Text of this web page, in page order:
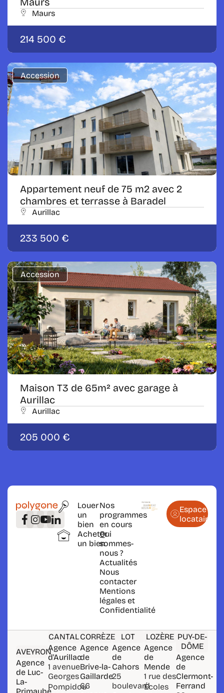
Maurs
214 500 €
Accession
Appartement neuf de 75 m2 avec 2
chambres et terrasse à Baradel
Aurillac
233 500 €
Accession
Maison T3 de 65m² avec garage à
Aurillac
Aurillac
205 000 €
Louer
un
bien
Acheter
un bien
Nos
programmes
en cours
Qui
sommes-
nous ?
Actualités
Nous
contacter
Mentions
légales et
Confidentialité
Espace
locataire
AVEYRON
Agence
de Luc-
La-
CANTAL
Agence
d'Aurillac
1 avenue
Georges
Pompidou
CORRÈZE
Agence
de
Brive-la-
Gaillarde
66
LOT
Agence
de
Cahors
25
boulevard
LOZÈRE
Agence
de
Mende
1 rue des
Écoles
PUY-DE-
DÔME
Agence
de
Clermont-
Ferrand